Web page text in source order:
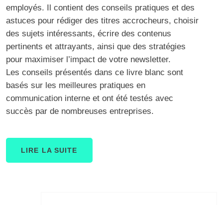
employés. Il contient des conseils pratiques et des
astuces pour rédiger des titres accrocheurs, choisir
des sujets intéressants, écrire des contenus
pertinents et attrayants, ainsi que des stratégies
pour maximiser l’impact de votre newsletter.
Les conseils présentés dans ce livre blanc sont
basés sur les meilleures pratiques en
communication interne et ont été testés avec
succès par de nombreuses entreprises.
LIRE LA SUITE